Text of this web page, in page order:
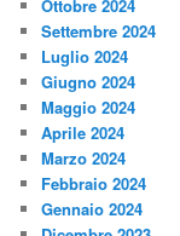
Ottobre 2024
Settembre 2024
Luglio 2024
Giugno 2024
Maggio 2024
Aprile 2024
Marzo 2024
Febbraio 2024
Gennaio 2024